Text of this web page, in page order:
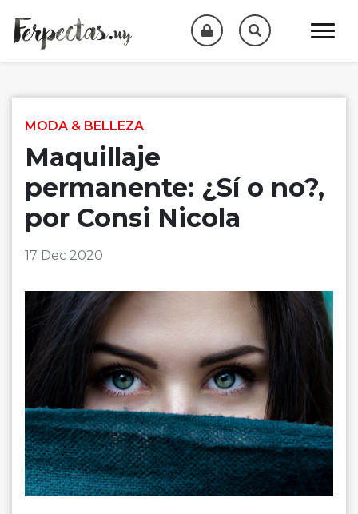
MODA & BELLEZA
Maquillaje
permanente: ¿Sí o no?,
por Consi Nicola
17 Dec 2020